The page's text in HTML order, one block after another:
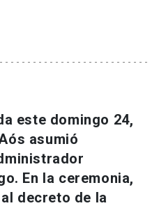
launch
este domingo 24,
asumió
En la ceremonia,
decreto de la